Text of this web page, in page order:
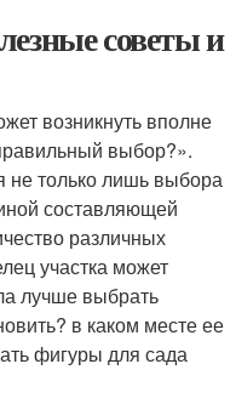
советы и
возникнуть вполне
выбор?».
не только лишь выбора
составляющей
различных
участка может
лучше выбрать
в каком месте ее
фигуры для сада